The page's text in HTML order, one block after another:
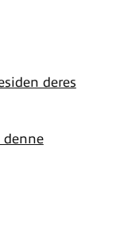
deres
denne